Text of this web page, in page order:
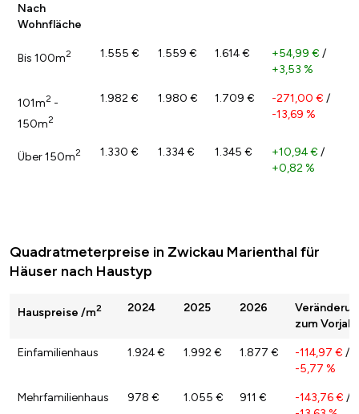
Nach
Wohnfläche
Bis 100m2 1.555 € 1.559 € 1.614 € +54,99 € /
+3,53 %
101m2 -
150m2
1.982 € 1.980 € 1.709 € -271,00 € /
-13,69 %
Über 150m2 1.330 € 1.334 € 1.345 € +10,94 € /
+0,82 %
Quadratmeterpreise in Zwickau Marienthal für
Häuser nach Haustyp
Hauspreise /m2 2024 2025 2026
zum Vorjahr
Einfamilienhaus 1.924 € 1.992 € 1.877 € -114,97 € /
-5,77 %
Mehrfamilienhaus 978 € 1.055 € 911 € -143,76 € /